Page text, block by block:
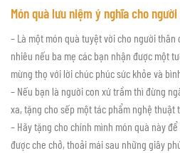
Món quà lưu niệm ý nghĩa cho
– Là một món quà tuyệt vời cho người
nhiêu nếu ba mẹ các bạn nhận được một
mừng thọ với lời chúc phúc sức khỏe và
– Nếu bạn là người con xứ trầm thì đừng
xa, tặng cho sếp một tác phẩm nghệ thuật
– Hãy tặng cho chính mình món quà này
được che chở, thoải mái sau những giây